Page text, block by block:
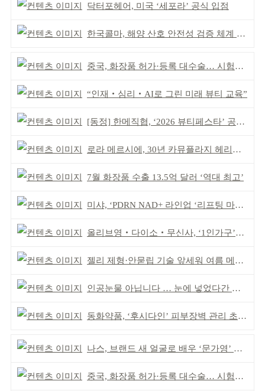
닥터포헤어, 미국 ‘세포라’ 공식 입점
한국콜마, 해양 산호 안전성 검증 체계 구축
중국, 화장품 허가·등록 대수술… 시험자료 공용 허용
“인재‧심리‧AI로 그린 미래 뷰티 교육”
[동정] 한메직협, ‘2026 뷰티페스타’ 공동 주최
로라 메르시에, 30년 카뮤플라지 헤리티지 담아
7월 화장품 수출 13.5억 달러 ‘역대 최고’
미샤, ‘PDRN NAD+ 라인업 ‘리프팅 마스크’ 출시
올리브영‧다이소‧무신사, ‘1인가구’가 이끈다
젤리 제형·안묻립 기술 앞세워 여름 메이크업 시장 공략
인공눈물 아닙니다 … 눈에 넣었다간 각막 손상
동화약품, ‘후시다인’ 피부장벽 관리 초점 ‘리브랜딩’
나스, 브랜드 새 얼굴로 배우 ‘문가영’ 발탁
중국, 화장품 허가·등록 대수술… 시험자료 공용 허용